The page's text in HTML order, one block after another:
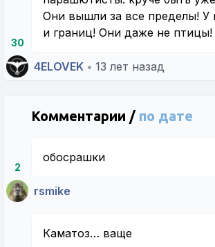
30
Они вышли за все пределы! У
и границ! Они даже не птицы!
4ELOVEK • 13 лет назад
Комментарии / по дате
2
обосрашки
rsmike
Каматоз… ваще